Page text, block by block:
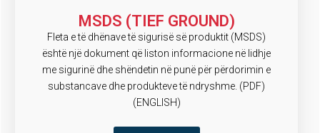
MSDS (TIEF GROUND)
Fleta e të dhënave të sigurisë së produktit (MSDS)
është një dokument që liston informacione në lidhje
me sigurinë dhe shëndetin në punë për përdorimin e
substancave dhe produkteve të ndryshme. (PDF)
(ENGLISH)